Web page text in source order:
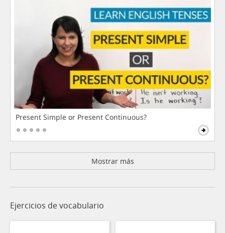
Present Simple or Present Continuous?
Mostrar más
Ejercicios de vocabulario